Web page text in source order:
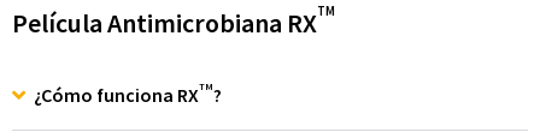
Película Antimicrobiana RXTM
¿Cómo funciona RXTM?